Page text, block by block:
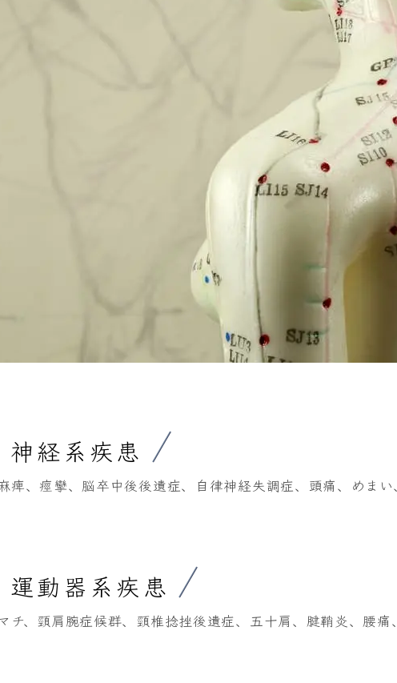
経系疾患
痺、痙攣、脳卒中後後遺症、自律神経失調症、頭痛、めま
動器系疾患
チ、頸肩腕症候群、頸椎捻挫後遺症、五十肩、腱鞘炎、腰痛